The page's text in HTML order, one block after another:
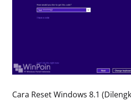
Cara Reset Windows 8.1